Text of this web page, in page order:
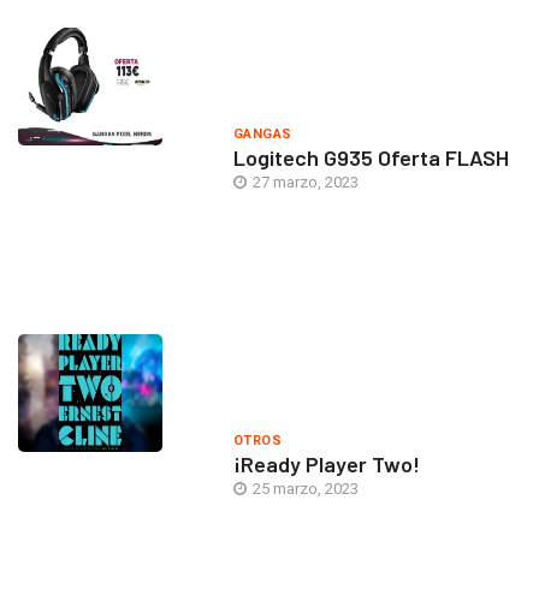
GANGAS
Logitech G935 Oferta FLASH
27 marzo, 2023
OTROS
¡Ready Player Two!
25 marzo, 2023